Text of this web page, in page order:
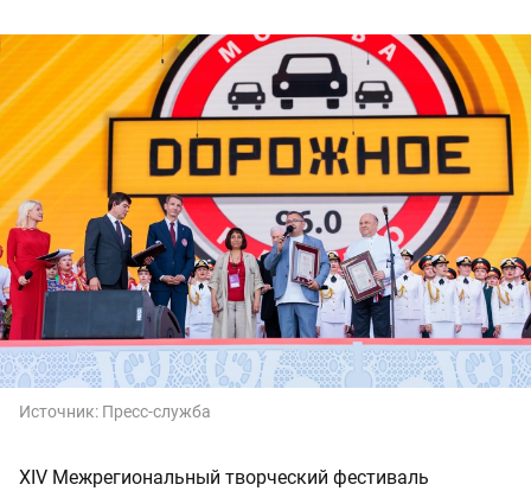
Источник: Пресс-служба
XIV Межрегиональный творческий фестиваль